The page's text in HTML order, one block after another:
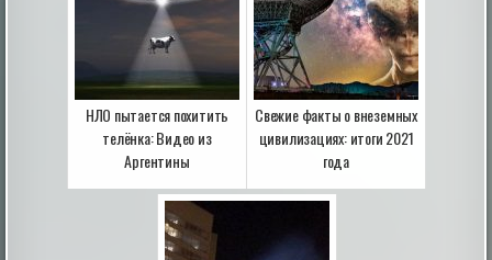
НЛО пытается похитить
телёнка: Видео из
Аргентины
Свежие факты о внеземных
цивилизациях: итоги 2021
года